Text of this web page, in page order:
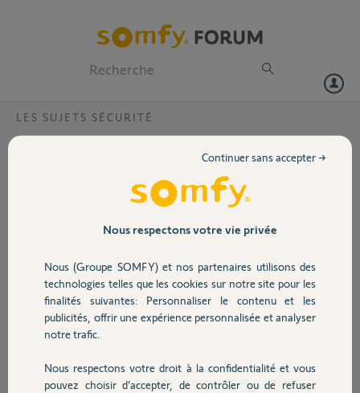
Volet
Sécurité
Domotique
Chauffage
LES SUJETS SÉCURITÉ
Problème de connection GSM?
mon alarme fonctionnait correctement mais depuis quelques jours je
n'ai plus de connexion réseau GSM. Jai une puce free à 2 euros.
J'ai effectué les tests suivant et voici les résultats
code 9995
etat 51 NIV 100
J'ai vérifier également le matériel et tout est ok
Merci pour votre aide.
edy P.
il y a environ 5 ans
Nous respectons votre vie privée
Nous (Groupe SOMFY) et nos partenaires utilisons des
technologies telles que les cookies sur notre site pour les
finalités suivantes: Personnaliser le contenu et les
publicités, offrir une expérience personnalisée et analyser
notre trafic.
Nous respectons votre droit à la confidentialité et vous
pouvez choisir d’accepter, de contrôler ou de refuser
Continuer sans accepter →